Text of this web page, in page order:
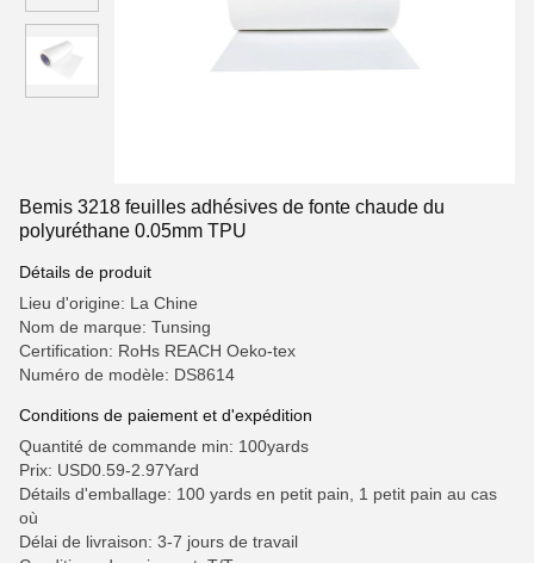
Bemis 3218 feuilles adhésives de fonte chaude du
polyuréthane 0.05mm TPU
Détails de produit
Lieu d'origine: La Chine
Nom de marque: Tunsing
Certification: RoHs REACH Oeko-tex
Numéro de modèle: DS8614
Conditions de paiement et d'expédition
Quantité de commande min: 100yards
Prix: USD0.59-2.97Yard
Détails d'emballage: 100 yards en petit pain, 1 petit pain au cas
où
Délai de livraison: 3-7 jours de travail